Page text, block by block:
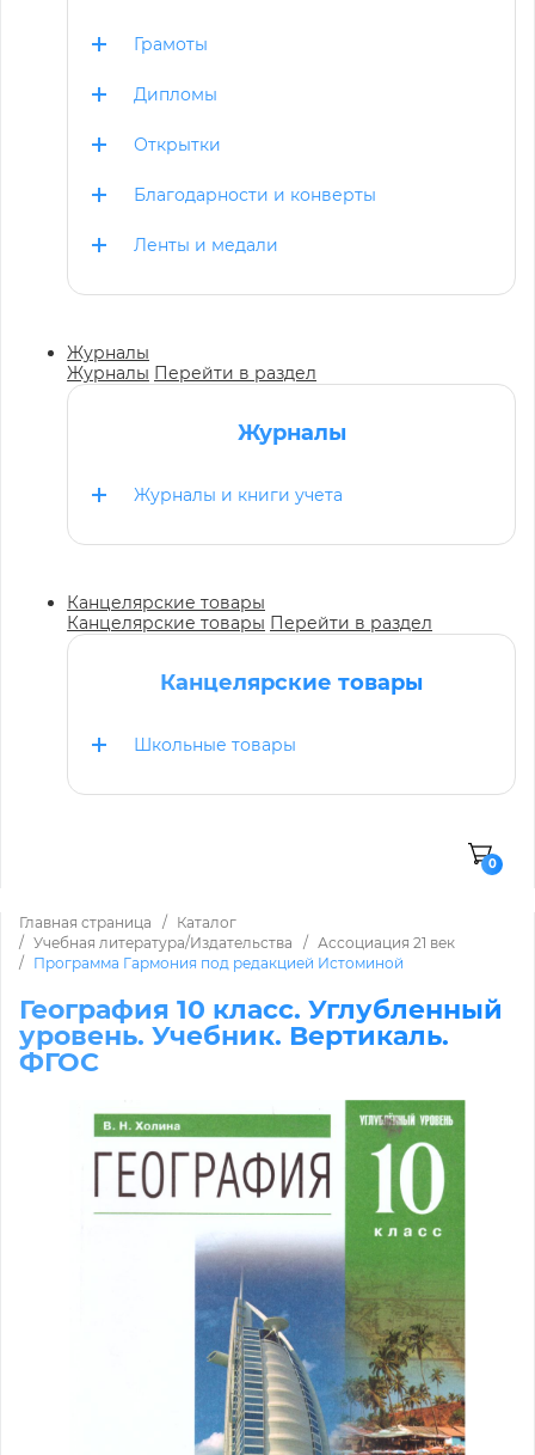
Грамоты
Дипломы
Открытки
Благодарности и конверты
Ленты и медали
Журналы
Журналы Перейти в раздел
Журналы
Журналы и книги учета
Канцелярские товары
Канцелярские товары Перейти в раздел
Канцелярские товары
Школьные товары
0
Главная страница
Каталог
Учебная литература/Издательства
Ассоциация 21 век
Программа Гармония под редакцией Истоминой
География 10 класс. Углубленный
уровень. Учебник. Вертикаль.
ФГОС